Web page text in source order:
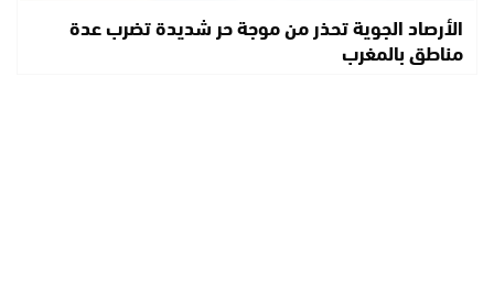
الأرصاد الجوية تحذر من موجة حر شديدة تضرب عدة
مناطق بالمغرب